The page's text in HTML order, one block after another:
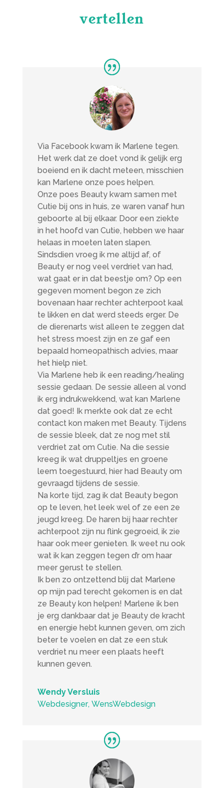
vertellen
Via Facebook kwam ik Marlene tegen.
Het werk dat ze doet vond ik gelijk erg
boeiend en ik dacht meteen, misschien
kan Marlene onze poes helpen.
Onze poes Beauty kwam samen met
Cutie bij ons in huis, ze waren vanaf hun
geboorte al bij elkaar. Door een ziekte
in het hoofd van Cutie, hebben we haar
helaas in moeten laten slapen.
Sindsdien vroeg ik me altijd af, of
Beauty er nog veel verdriet van had,
wat gaat er in dat beestje om? Op een
gegeven moment begon ze zich
bovenaan haar rechter achterpoot kaal
te likken en dat werd steeds erger. De
de dierenarts wist alleen te zeggen dat
het stress moest zijn en ze gaf een
bepaald homeopathisch advies, maar
het hielp niet.
Via Marlene heb ik een reading/healing
sessie gedaan. De sessie alleen al vond
ik erg indrukwekkend, wat kan Marlene
dat goed! Ik merkte ook dat ze echt
contact kon maken met Beauty. Tijdens
de sessie bleek, dat ze nog met stil
verdriet zat om Cutie. Na die sessie
kreeg ik wat druppeltjes en groene
leem toegestuurd, hier had Beauty om
gevraagd tijdens de sessie.
Na korte tijd, zag ik dat Beauty begon
op te leven, het leek wel of ze een 2e
jeugd kreeg. De haren bij haar rechter
achterpoot zijn nu flink gegroeid, ik zie
haar ook meer genieten. Ik weet nu ook
wat ik kan zeggen tegen d’r om haar
meer gerust te stellen.
Ik ben zo ontzettend blij dat Marlene
op mijn pad terecht gekomen is en dat
ze Beauty kon helpen! Marlene ik ben
je erg dankbaar dat je Beauty de kracht
en energie hebt kunnen geven, om zich
beter te voelen en dat ze een stuk
verdriet nu meer een plaats heeft
kunnen geven.
Wendy Versluis
Webdesigner, WensWebdesign